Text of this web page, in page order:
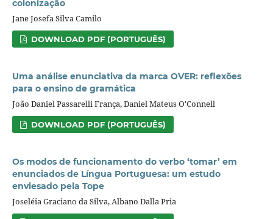
colonização
Jane Josefa Silva Camilo
DOWNLOAD PDF (PORTUGUÊS)
Uma análise enunciativa da marca OVER: reflexões
para o ensino de gramática
João Daniel Passarelli França, Daniel Mateus O'Connell
DOWNLOAD PDF (PORTUGUÊS)
Os modos de funcionamento do verbo ‘tomar’ em
enunciados de Língua Portuguesa: um estudo
enviesado pela Tope
Joseléia Graciano da Silva, Albano Dalla Pria